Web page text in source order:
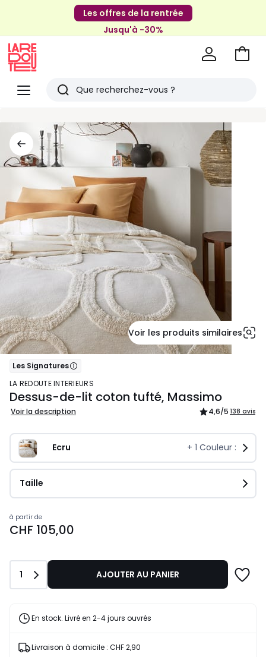
Les offres de la rentrée
Jusqu'à -30%
Menu
Redoute
Rechercher
articles
vus
Aller
Voir les produits similaires
Les Signatures
LA REDOUTE INTERIEURS
Dessus-de-lit coton tufté, Massimo
Voir la description 4,6/5 138 avis
Ecru + 1 Couleur :
Taille
Prix
à
105,00.
à partir de
CHF 105,00
Quantité
1 AJOUTER AU PANIER
En stock. Livré en 2-4 jours ouvrés
Livraison à domicile : CHF 2,90